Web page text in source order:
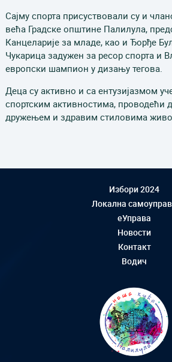
Сајму спорта присуствовали су и
већа Градске општине Палилула,
Канцеларије за младе, као и Ђорђе
Чукарица задужен за ресор спорта и
европски шампион у дизању тегова.
Деца су активно и са ентузијазмом
спортским активностима, проводећи
дружењем и здравим стиловима
Избори 2024
Локална
еУправа
Новости
Контакт
Водич